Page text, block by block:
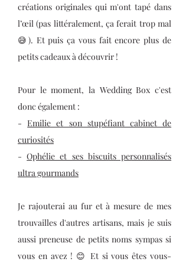
créations originales qui m'ont tapé dans
l’œil (pas littéralement, ça ferait trop mal
😅). Et puis ça vous fait encore plus de
petits cadeaux à découvrir !
Pour le moment, la Wedding Box c'est
donc également :
-Emilie et son stupéfiant cabinet de
curiosités
-Ophélie et ses biscuits personnalisés
ultra gourmands
Je rajouterai au fur et à mesure de mes
trouvailles d'autres artisans, mais je suis
aussi preneuse de petits noms sympas si
vous en avez ! 😊 Et si vous êtes vous-